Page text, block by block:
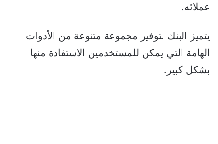
عملائه.
يتميز البنك بتوفير مجموعة متنوعة من الأدوات
الهامة التي يمكن للمستخدمين الاستفادة منها
بشكل كبير.